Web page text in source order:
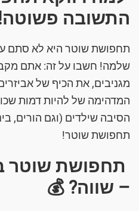
התשובה
תחפושת שוטר היא לא סתם
שלמה! חשבו על זה: אתם
מגניבים, את הכיף של
המדהימה של להיות דמות
הסיבה שילדים (וגם הורים,
תחפושת שוטר!
תחפושת שוטר
– שווה? 💰